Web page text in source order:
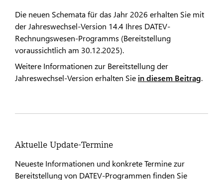
Die neuen Schemata für das Jahr 2026 erhalten Sie mit
der Jahreswechsel-Version 14.4 Ihres DATEV-
Rechnungswesen-Programms (Bereitstellung
voraussichtlich am 30.12.2025).
Weitere Informationen zur Bereitstellung der
Jahreswechsel-Version erhalten Sie in diesem Beitrag.
Aktuelle Update-Termine
Neueste Informationen und konkrete Termine zur
Bereitstellung von DATEV-Programmen finden Sie